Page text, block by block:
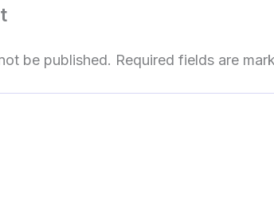
be published. Required fields are